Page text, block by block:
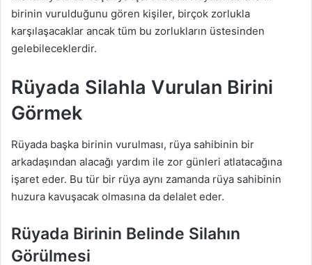
birinin vurulduğunu gören kişiler, birçok zorlukla
karşılaşacaklar ancak tüm bu zorlukların üstesinden
gelebileceklerdir.
Rüyada Silahla Vurulan Birini
Görmek
Rüyada başka birinin vurulması, rüya sahibinin bir
arkadaşından alacağı yardım ile zor günleri atlatacağına
işaret eder. Bu tür bir rüya aynı zamanda rüya sahibinin
huzura kavuşacak olmasına da delalet eder.
Rüyada Birinin Belinde Silahın
Görülmesi